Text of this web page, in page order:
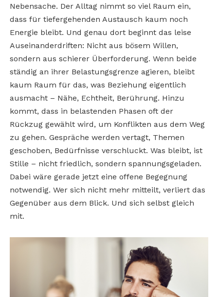
Nebensache. Der Alltag nimmt so viel Raum ein,
dass für tiefergehenden Austausch kaum noch
Energie bleibt. Und genau dort beginnt das leise
Auseinanderdriften: Nicht aus bösem Willen,
sondern aus schierer Überforderung. Wenn beide
ständig an ihrer Belastungsgrenze agieren, bleibt
kaum Raum für das, was Beziehung eigentlich
ausmacht – Nähe, Echtheit, Berührung. Hinzu
kommt, dass in belastenden Phasen oft der
Rückzug gewählt wird, um Konflikten aus dem Weg
zu gehen. Gespräche werden vertagt, Themen
geschoben, Bedürfnisse verschluckt. Was bleibt, ist
Stille – nicht friedlich, sondern spannungsgeladen.
Dabei wäre gerade jetzt eine offene Begegnung
notwendig. Wer sich nicht mehr mitteilt, verliert das
Gegenüber aus dem Blick. Und sich selbst gleich
mit.